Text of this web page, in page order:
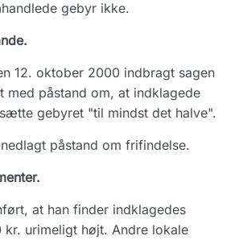
gebyr ikke.
12. oktober 2000 indbragt sagen
påstand om, at indklagede
gebyret "til mindst det halve".
påstand om frifindelse.
at han finder indklagedes
urimeligt højt. Andre lokale